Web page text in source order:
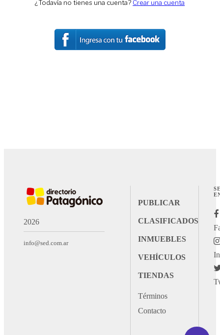
¿Todavía no tienes una cuenta? Crear una cuenta
2026
info@sed.com.ar
PUBLICAR
CLASIFICADOS
INMUEBLES
VEHÍCULOS
TIENDAS
Términos
Contacto